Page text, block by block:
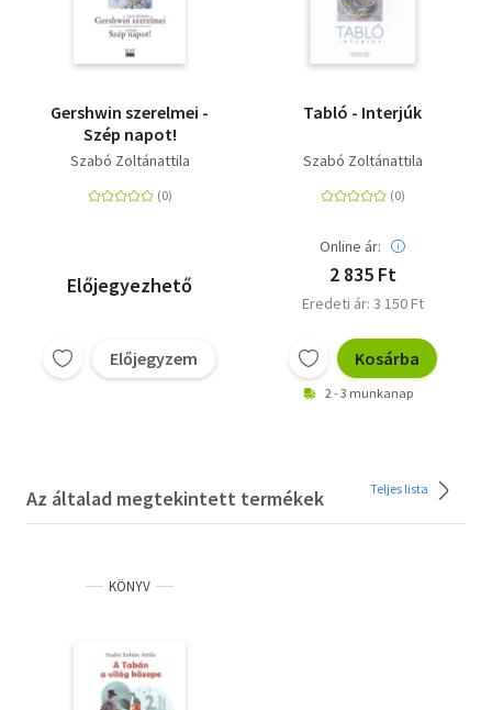
Gershwin szerelmei -
Szép napot!
Szabó Zoltánattila
Előjegyezhető
Előjegyzem
Tabló - Interjúk
Szabó Zoltánattila
Online ár:
2 835 Ft
Eredeti ár: 3 150 Ft
Kosárba
2 - 3 munkanap
Az általad megtekintett termékek Teljes lista
KÖNYV